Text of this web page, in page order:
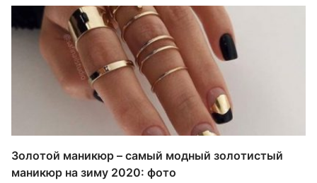
Золотой маникюр – самый модный золотистый
маникюр на зиму 2020: фото